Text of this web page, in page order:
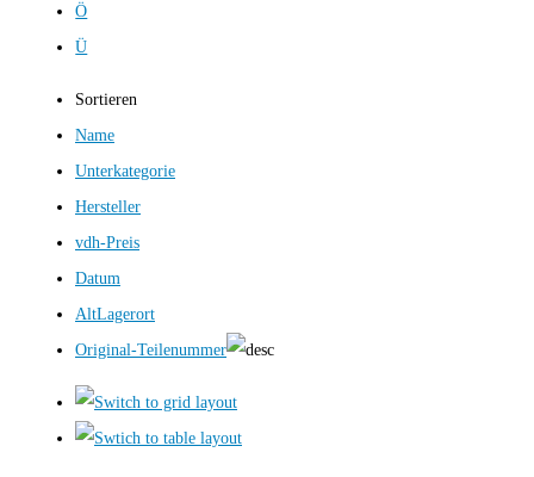
Ö
Ü
Sortieren
Name
Unterkategorie
Hersteller
vdh-Preis
Datum
AltLagerort
Original-Teilenummer